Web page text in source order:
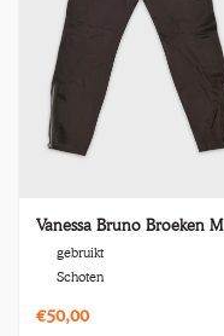
Vanessa Bruno Broeken M
gebruikt
Schoten
€50,00